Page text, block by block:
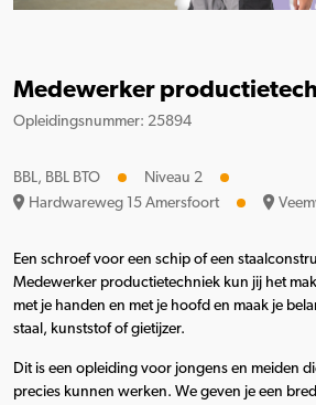
Medewerker
Opleidingsnummer: 25894
BBL, BBL BTO
Niveau 2
Hardwareweg 15 Amersfoort
Een schroef voor een schip of een
Medewerker productietechniek kun jij het
met je handen en met je hoofd en maak je
staal, kunststof of gietijzer.
Dit is een opleiding voor jongens en meiden
precies kunnen werken. We geven je een